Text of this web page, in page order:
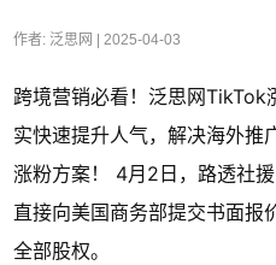
作者: 泛思网 | 2025-04-03
跨境营销必看！泛思网TikTok
实快速提升人气，解决海外推
涨粉方案！ 4月2日，路透社
直接向美国商务部提交书面报
全部股权。